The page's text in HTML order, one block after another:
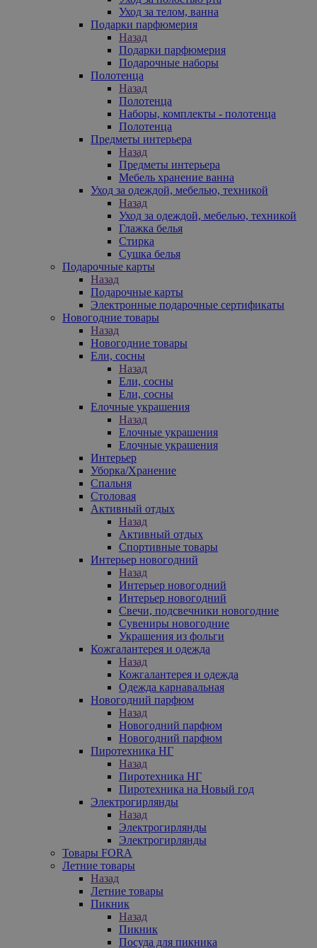
Уход за телом, ванна
Подарки парфюмерия
Назад
Подарки парфюмерия
Подарочные наборы
Полотенца
Назад
Полотенца
Наборы, комплекты - полотенца
Полотенца
Предметы интерьера
Назад
Предметы интерьера
Мебель хранение ванна
Уход за одеждой, мебелью, техникой
Назад
Уход за одеждой, мебелью, техникой
Глажка белья
Стирка
Сушка белья
Подарочные карты
Назад
Подарочные карты
Электронные подарочные сертификаты
Новогодние товары
Назад
Новогодние товары
Ели, сосны
Назад
Ели, сосны
Ели, сосны
Елочные украшения
Назад
Елочные украшения
Елочные украшения
Интерьер
Уборка/Хранение
Спальня
Столовая
Активный отдых
Назад
Активный отдых
Спортивные товары
Интерьер новогодний
Назад
Интерьер новогодний
Интерьер новогодний
Свечи, подсвечники новогодние
Сувениры новогодние
Украшения из фольги
Кожгалантерея и одежда
Назад
Кожгалантерея и одежда
Одежда карнавальная
Новогодний парфюм
Назад
Новогодний парфюм
Новогодний парфюм
Пиротехника НГ
Назад
Пиротехника НГ
Пиротехника на Новый год
Электрогирлянды
Назад
Электрогирлянды
Электрогирлянды
Товары FORA
Летние товары
Назад
Летние товары
Пикник
Назад
Пикник
Посуда для пикника